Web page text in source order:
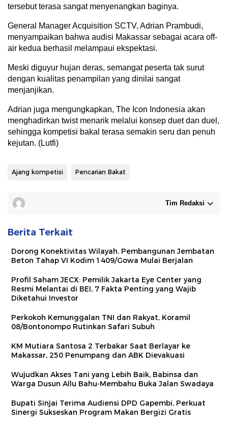
tersebut terasa sangat menyenangkan baginya.
General Manager Acquisition SCTV, Adrian Prambudi,
menyampaikan bahwa audisi Makassar sebagai acara off-
air kedua berhasil melampaui ekspektasi.
Meski diguyur hujan deras, semangat peserta tak surut
dengan kualitas penampilan yang dinilai sangat
menjanjikan.
Adrian juga mengungkapkan, The Icon Indonesia akan
menghadirkan twist menarik melalui konsep duet dan duel,
sehingga kompetisi bakal terasa semakin seru dan penuh
kejutan. (Lutfi)
Ajang kompetisi Pencarian Bakat
Tim Redaksi
Berita Terkait
Dorong Konektivitas Wilayah, Pembangunan Jembatan
Beton Tahap VI Kodim 1409/Gowa Mulai Berjalan
Profil Saham JECX: Pemilik Jakarta Eye Center yang
Resmi Melantai di BEI, 7 Fakta Penting yang Wajib
Diketahui Investor
Perkokoh Kemunggalan TNI dan Rakyat, Koramil
08/Bontonompo Rutinkan Safari Subuh
KM Mutiara Santosa 2 Terbakar Saat Berlayar ke
Makassar, 250 Penumpang dan ABK Dievakuasi
Wujudkan Akses Tani yang Lebih Baik, Babinsa dan
Warga Dusun Allu Bahu-Membahu Buka Jalan Swadaya
Bupati Sinjai Terima Audiensi DPD Gapembi, Perkuat
Sinergi Sukseskan Program Makan Bergizi Gratis